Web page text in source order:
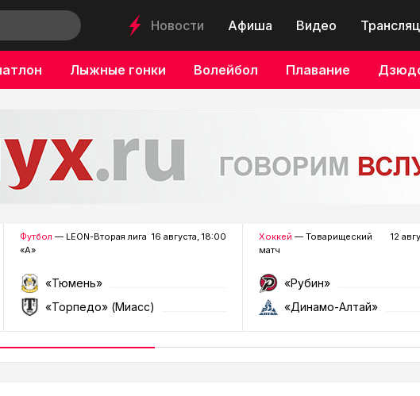
Новости Афиша Видео
Лыжные гонки Волейбол Плавание
Футбол — LEON-Вторая лига
«А»
16 августа, 18:00
«Тюмень»
«Торпедо» (Миасс)
Хоккей — Товарищеский
матч
12
«Рубин»
«Динамо-Алтай»